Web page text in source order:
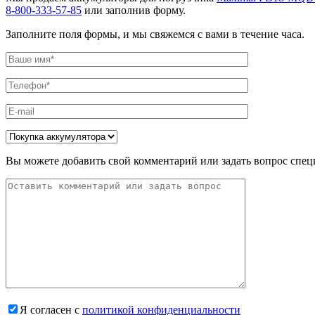
8-800-333-57-85 или заполнив форму.
Заполните поля формы, и мы свяжемся с вами в течение часа.
Вы можете добавить свой комментарий или задать вопрос
Я согласен с политикой конфиденциальности